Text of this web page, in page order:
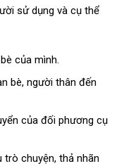
sử dụng và cụ thể
của mình.
bè, người thân đến
của đối phương cụ
trò chuyện, thả nhãn